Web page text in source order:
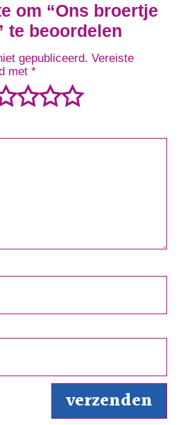
om “Ons broertje
te beoordelen
gepubliceerd. Vereiste
met *